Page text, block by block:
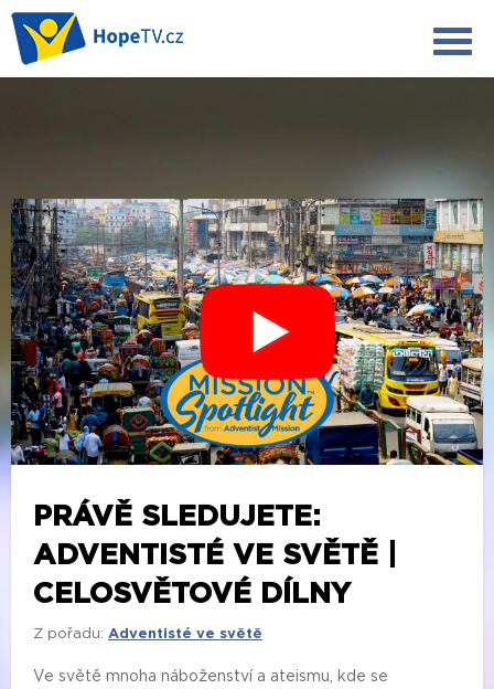
PRÁVĚ SLEDUJETE:
ADVENTISTÉ VE SVĚTĚ |
CELOSVĚTOVÉ DÍLNY
Z pořadu: Adventisté ve světě
Ve světě mnoha náboženství a ateismu, kde se